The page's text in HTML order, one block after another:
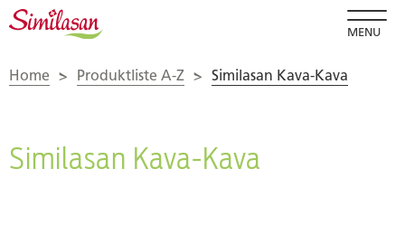
MENU
Home > Produktliste A-Z > Similasan Kava-Kava
Similasan Kava-Kava